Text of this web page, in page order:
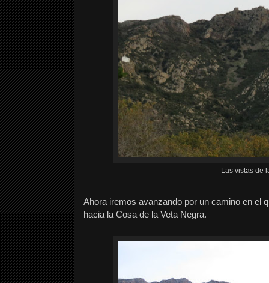
Las vistas de
Ahora iremos avanzando por un camino en el
hacia la Cosa de la Veta Negra.